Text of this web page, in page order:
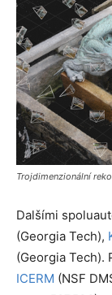
Trojdimenzionální
Dalšími
(Georgia Tech),
(Georgia Tech).
ICERM (NSF